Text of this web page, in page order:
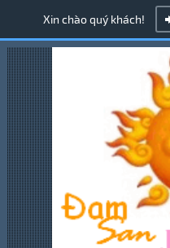
Xin chào quý khách!